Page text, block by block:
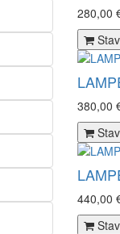
280,00
380,00
440,00